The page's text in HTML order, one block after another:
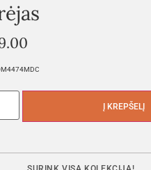
Į KREPŠELĮ